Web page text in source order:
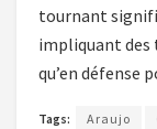
tournant
impliquant des
qu’en défense
Tags: Araujo